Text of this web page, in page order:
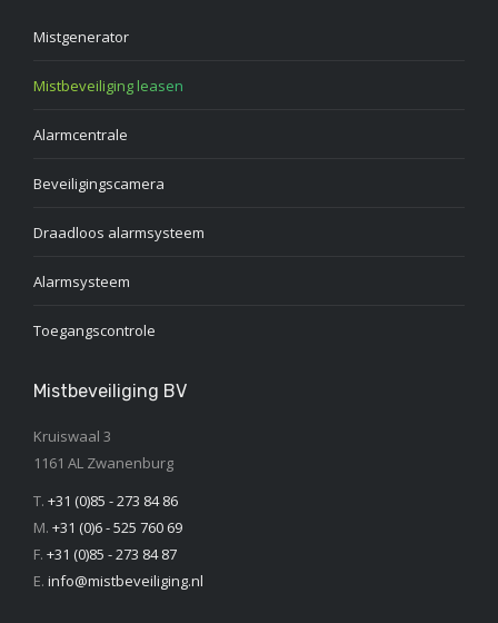
Mistgenerator
Mistbeveiliging leasen
Alarmcentrale
Beveiligingscamera
Draadloos alarmsysteem
Alarmsysteem
Toegangscontrole
Mistbeveiliging BV
Kruiswaal 3
1161 AL Zwanenburg
T. +31 (0)85 - 273 84 86
M. +31 (0)6 - 525 760 69
F. +31 (0)85 - 273 84 87
E. info@mistbeveiliging.nl